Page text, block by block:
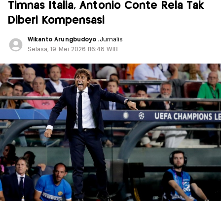
Timnas Italia, Antonio Conte Rela Tak
Diberi Kompensasi
Wikanto Arungbudoyo ,Jurnalis
Selasa, 19 Mei 2026 |16:48 WIB